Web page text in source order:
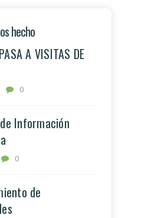
hecho
A VISITAS DE
0
Información
0
de